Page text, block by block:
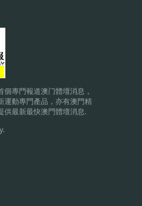
專門報道澳门體壇消息，
運動專門產品，亦有澳門精
供最新最快澳門體壇消息.